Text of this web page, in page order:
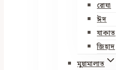
রোযা
ঈদ
যাকাত
জিহাদ
মুয়ামালাত